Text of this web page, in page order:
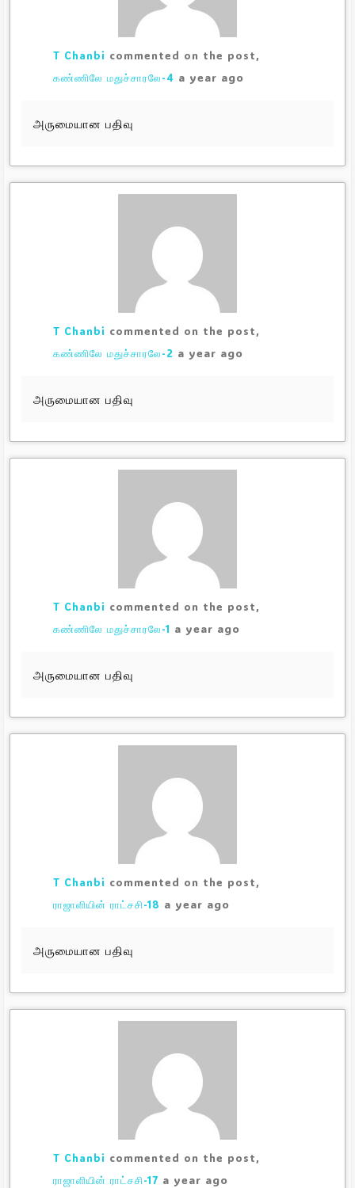
T Chanbi commented on the post,
கண்ணிலே மதுச்சாரலே-4 a year ago
அருமையான பதிவு
T Chanbi commented on the post,
கண்ணிலே மதுச்சாரலே-2 a year ago
அருமையான பதிவு
T Chanbi commented on the post,
கண்ணிலே மதுச்சாரலே-1 a year ago
அருமையான பதிவு
T Chanbi commented on the post,
ராஜாளியின் ராட்சசி-18 a year ago
அருமையான பதிவு
T Chanbi commented on the post,
ராஜாளியின் ராட்சசி-17 a year ago